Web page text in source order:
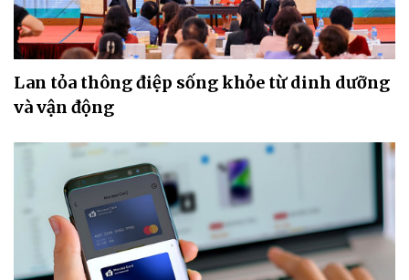
Lan tỏa thông điệp sống khỏe từ dinh dưỡng
và vận động